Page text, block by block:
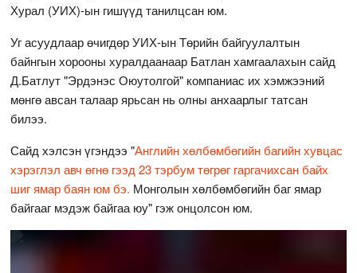
Хурал (УИХ)-ын гишүүд танилцсан юм.
Уг асуудлаар өчигдөр УИХ-ын Төрийн байгуулалтын
байнгын хорооны хуралдаанаар Батлан хамгаалахын сайд
Д.Батлут "Эрдэнэс Оюутолгой" компаниас их хэмжээний
мөнгө авсан талаар ярьсан нь олны анхаарлыг татсан
билээ.
Сайд хэлсэн үгэндээ "Английн хөлбөмбөгийн багийн хувцас
хэрэглэл авч өгнө гээд 23 тэрбум төгрөг гаргачихсан байх
шиг ямар баян юм бэ. Монголын хөлбөмбөгийн баг ямар
байгааг мэдэж байгаа юу" гэж онцолсон юм.